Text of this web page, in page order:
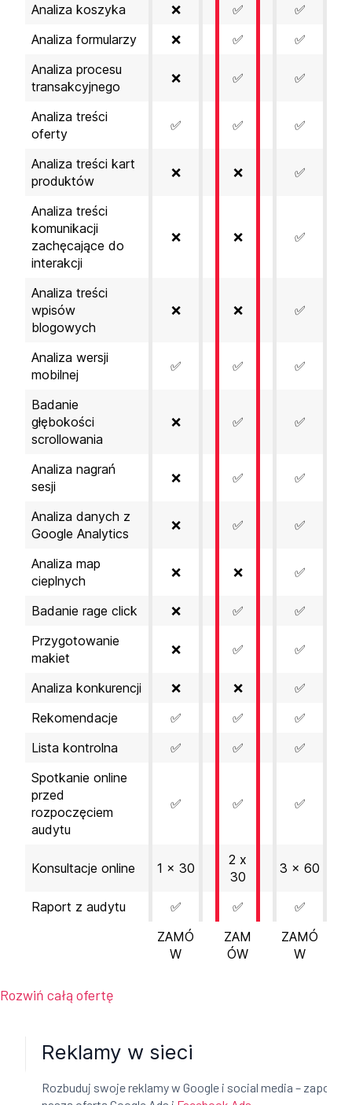
Analiza koszyka ❌ ✅
✅
Analiza formularzy
❌ ✅
✅
Analiza procesu
transakcyjnego
❌ ✅ ✅
Analiza treści
oferty
✅ ✅ ✅
Analiza treści kart
produktów
❌ ❌ ✅
Analiza treści
komunikacji
zachęcające do
interakcji
❌ ❌ ✅
Analiza treści
wpisów
blogowych
❌ ❌ ✅
Analiza wersji
mobilnej
✅ ✅ ✅
Badanie
głębokości
scrollowania
❌ ✅ ✅
Analiza nagrań
sesji
❌ ✅ ✅
Analiza danych z
Google Analytics
❌ ✅ ✅
Analiza map
cieplnych
❌ ❌ ✅
Badanie rage click ❌ ✅
✅
Przygotowanie
makiet
❌ ✅ ✅
Analiza konkurencji ❌ ❌
✅
Rekomendacje
✅ ✅
✅
Lista kontrolna
✅ ✅
✅
Spotkanie online
przed
rozpoczęciem
audytu
✅ ✅ ✅
Konsultacje online 1 x 30
2 x
30
3 x 60
Raport z audytu ✅ ✅
✅
ZAMÓ
W
ZAM
ÓW
ZAMÓ
W
Rozwiń całą ofertę
Reklamy w sieci
Rozbuduj swoje reklamy w Google i social media –